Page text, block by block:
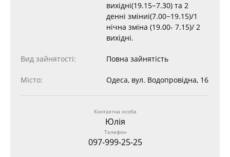
вихідні(19.15−7.30) та 2
денні зміниі(7.00−19.15)/1
нічна зміна (19.00- 7.15)/ 2
вихідні.
Вид зайнятості: Повна зайнятість
Місто: Одеса, вул. Водопровідна, 16
Контактна особа
Юлія
Телефон
097-999-25-25